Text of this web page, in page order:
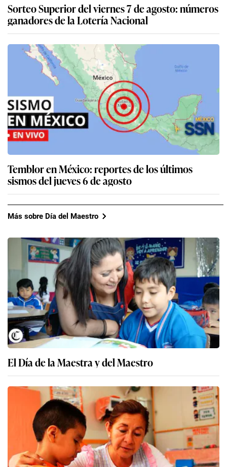
Sorteo Superior del viernes 7 de agosto: números
ganadores de la Lotería Nacional
Temblor en México: reportes de los últimos
sismos del jueves 6 de agosto
Más sobre Día del Maestro
El Día de la Maestra y del Maestro